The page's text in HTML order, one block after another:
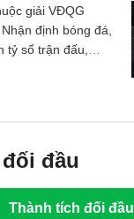
giải VĐQG
định bóng đá,
tỷ số trận đấu,
quả chi tiết.
đầu
Thành tích đối đầu